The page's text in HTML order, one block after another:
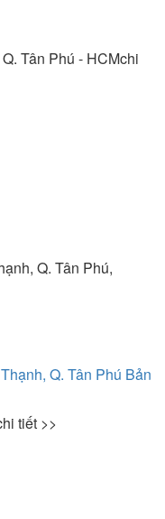
Tân Phú - HCMchi
Q. Tân Phú,
Q. Tân Phú Bản
tiết >>